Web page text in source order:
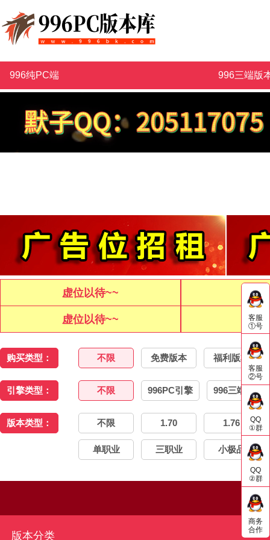
客服
①号
客服
②号
QQ
①群
QQ
②群
商务
合作
996纯PC端 996三端版
虚位以待~~ 虚
虚位以待~~ 虚
购买类型： 不限 免费版本 福利版本
引擎类型： 不限 996PC引擎 996三端引擎
版本类型： 不限 1.70 1.76
单职业 三职业 小极品
版本分类